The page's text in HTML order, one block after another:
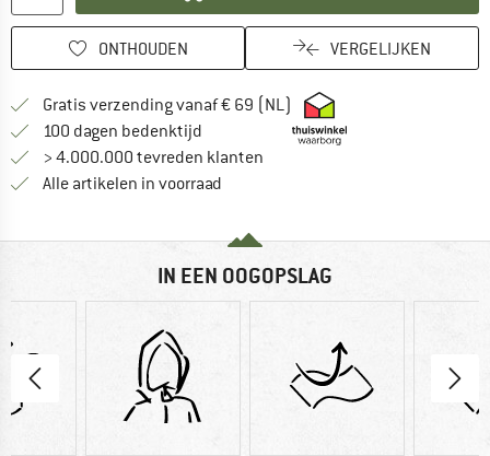
ONTHOUDEN VERGELIJKEN
Gratis verzending vanaf € 69 (NL) Vind hier de
100 dagen bedenktijd Vind de betalingsinformatie hier!
> 4.000.000 tevreden klanten
Alle artikelen in voorraad
IN EEN OOGOPSLAG